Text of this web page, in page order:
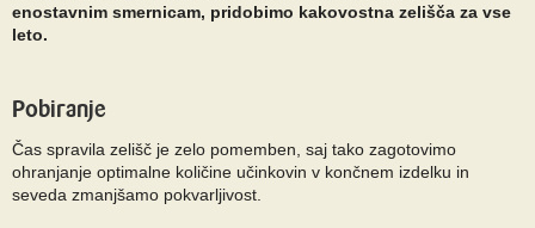
enostavnim smernicam, pridobimo kakovostna zelišča za vse
leto.
Pobiranje
Čas spravila zelišč je zelo pomemben, saj tako zagotovimo
ohranjanje optimalne količine učinkovin v končnem izdelku in
seveda zmanjšamo pokvarljivost.